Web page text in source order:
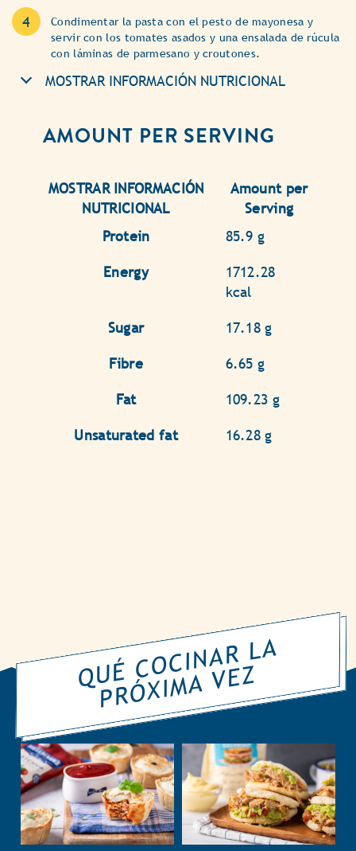
Condimentar la pasta con el pesto de mayonesa y
servir con los tomates asados y una ensalada de rúcula
con láminas de parmesano y croutones.
MOSTRAR INFORMACIÓN NUTRICIONAL
AMOUNT PER SERVING
MOSTRAR INFORMACIÓN
NUTRICIONAL
Amount per
Serving
Protein
85.9 g
Energy
1712.28
kcal
Sugar 17.18 g
Fibre 6.65 g
Fat 109.23 g
Unsaturated fat 16.28 g
Q
U
É
C
O
CI
N
A
R
L
A
P
R
Ó
XI
M
A
V
E
Z